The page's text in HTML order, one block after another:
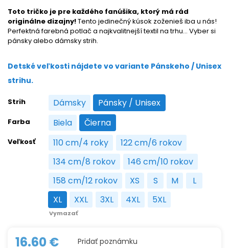
Toto tričko je pre každého fanúšika, ktorý má rád
originálne dizajny!Tento jedinečný kúsok zoženieš iba u nás!
Perfektná farebná potlač a najkvalitnejší textil na trhu… Vyber si
pánsky alebo dámsky strih.
Detské veľkosti nájdete vo variante Pánskeho / Unisex
strihu.
Strih Dámsky
Dámsky Pánsky / Unisex
Pánsky / Unisex
Farba Biela
Biela Čierna
Čierna
Veľkosť 110 cm/4 roky
110 cm/4 roky122 cm/6 rokov
122 cm/6 rokov
134 cm/8 rokov
134 cm/8 rokov146 cm/10 rokov
146 cm/10 rokov
158 cm/12 rokov
158 cm/12 rokov
XS
XS S
S M
M LL
XL
XL XXL
XXL 3XL
3XL 4XL
4XL 5XL
5XL
Vymazať
16.60€ Pridať poznámku